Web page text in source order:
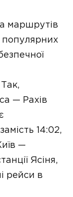
маршрутів
популярних
— Рахів
14:02,
—
Ясіня,
рейси в